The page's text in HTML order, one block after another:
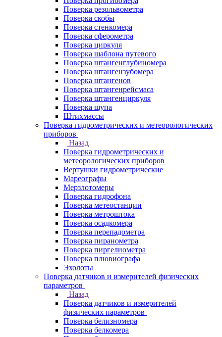
Поверка резольвометра
Поверка скобы
Поверка стенкомера
Поверка сферометра
Поверка циркуля
Поверка шаблона путевого
Поверка штангенглубиномера
Поверка штангензубомера
Поверка штангенов
Поверка штангенрейсмаса
Поверка штангенциркуля
Поверка щупа
Штихмассы
Поверка гидрометрических и метеорологических
приборов
Назад
Поверка гидрометрических и
метеорологических приборов
Вертушки гидрометрические
Мареографы
Мерзлотомеры
Поверка гидрофона
Поверка метеостанции
Поверка метроштока
Поверка осадкомера
Поверка перепадометра
Поверка пиранометра
Поверка пиргелиометра
Поверка плювиографа
Эхолоты
Поверка датчиков и измерителей физических
параметров
Назад
Поверка датчиков и измерителей
физических параметров
Поверка белизномера
Поверка белкомера